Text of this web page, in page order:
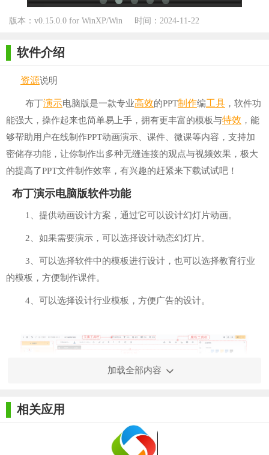
版本：v0.15.0.0 for WinXP/Win
时间：2024-11-22
软件介绍
资源说明
布丁演示电脑版是一款专业高效的PPT制作编工具 ，软件功
能强大，操作起来也简单易上手，拥有更丰富的模板与特效 ，能
够帮助用户在线制作PPT动画演示、课件、微课等内容，支持加
密储存功能，让你制作出多种无缝连接的观点与视频效果，极大
的提高了PPT文件制作效率，有兴趣的赶紧来下载试试吧！
布丁演示电脑版软件功能
1、提供动画设计方案，通过它可以设计幻灯片动画。
2、如果需要演示，可以选择设计动态幻灯片。
3、可以选择软件中的模板进行设计，也可以选择教育行业
的模板，方便制作课件。
4、可以选择设计行业模板，方便广告的设计。
加载全部内容
相关应用